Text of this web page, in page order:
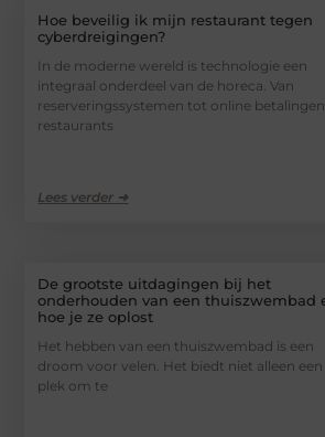
Hoe beveilig ik mijn restaurant tegen
cyberdreigingen?
In de moderne wereld is technologie een
integraal onderdeel van de horeca. Van
reserveringssystemen tot online
restaurants
Lees verder ➜
De grootste uitdagingen bij het
onderhouden van een thuiszwembad
hoe je ze oplost
Het hebben van een thuiszwembad is een
droom voor velen. Het biedt niet alleen een
plek om te